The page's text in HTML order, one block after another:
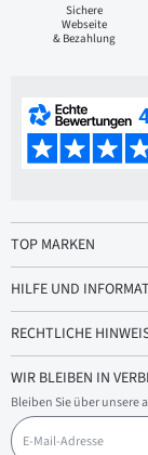
Sichere
Webseite
& Bezahlung
TOP MARKEN
HILFE UND
RECHTLICHE
WIR BLEIBEN IN
Bleiben Sie über
E
-